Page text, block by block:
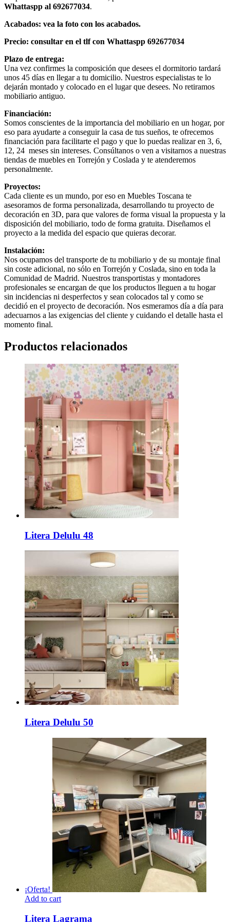
Whattaspp al 692677034.
Acabados: vea la foto con los acabados.
Precio: consultar en el tlf con Whattaspp 692677034
Plazo de entrega:
Una vez confirmes la composición que desees el dormitorio tardará
unos 45 días en llegar a tu domicilio. Nuestros especialistas te lo
dejarán montado y colocado en el lugar que desees. No retiramos
mobiliario antiguo.
Financiación:
Somos conscientes de la importancia del mobiliario en un hogar, por
eso para ayudarte a conseguir la casa de tus sueños, te ofrecemos
financiación para facilitarte el pago y que lo puedas realizar en 3, 6,
12, 24 meses sin intereses. Consúltanos o ven a visitarnos a nuestras
tiendas de muebles en Torrejón y Coslada y te atenderemos
personalmente.
Proyectos:
Cada cliente es un mundo, por eso en Muebles Toscana te
asesoramos de forma personalizada, desarrollando tu proyecto de
decoración en 3D, para que valores de forma visual la propuesta y la
disposición del mobiliario, todo de forma gratuita. Diseñamos el
proyecto a la medida del espacio que quieras decorar.
Instalación:
Nos ocupamos del transporte de tu mobiliario y de su montaje final
sin coste adicional, no sólo en Torrejón y Coslada, sino en toda la
Comunidad de Madrid. Nuestros transportistas y montadores
profesionales se encargan de que los productos lleguen a tu hogar
sin incidencias ni desperfectos y sean colocados tal y como se
decidió en el proyecto de decoración. Nos esmeramos día a día para
adecuarnos a las exigencias del cliente y cuidando el detalle hasta el
momento final.
Productos relacionados
Litera Delulu 48
Litera Delulu 50
¡Oferta!
Add to cart
Litera Lagrama